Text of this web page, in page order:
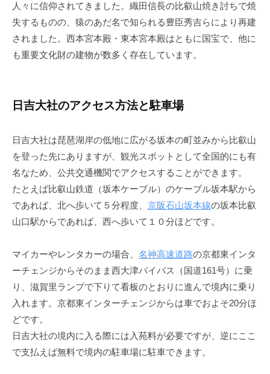
人々に信仰されてきました。織田信長の比叡山焼き討ちで焼
失するものの、猿のあだ名で知られる豊臣秀吉らにより再建
されました。西本宮本殿・東本宮本殿はともに国宝で、他に
も重要文化財の建物が数多く存在しています。
日吉大社のアクセス方法と駐車場
日吉大社は琵琶湖岸の低地に広がる坂本の町並みから比叡山
を登った先にありますが、観光スポットとして全国的にも有
名なため、公共交通機関でアクセスすることができます。
たとえば比叡山鉄道（坂本ケーブル）のケーブル坂本駅から
であれば、北へ歩いて５分程度、 京阪石山坂本線の坂本比叡
山口駅からであれば、西へ歩いて１０分ほどです。
マイカーやレンタカーの場合、 名神高速道路の京都東インタ
ーチェンジからそのまま西大津バイパス（国道161号）に乗
り、滋賀里ランプで下りて看板のとおりに進んで境内に乗り
入れます。京都東インターチェンジからは車でおよそ20分ほ
どです。
日吉大社の境内に入る際には入苑料が必要ですが、逆にここ
で支払えば無料で境内の駐車場に駐車できます。